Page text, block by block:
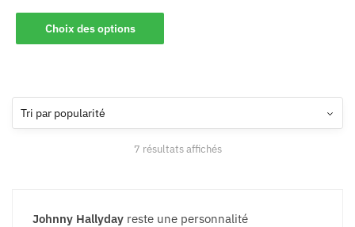
Choix des options
7 résultats affichés
Johnny Hallyday reste une personnalité